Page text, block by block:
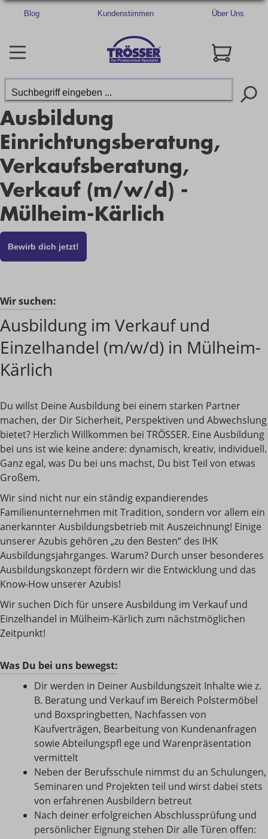
Blog Kundenstimmen Über Uns
Ausbildung
Einrichtungsberatung,
Verkaufsberatung,
Verkauf (m/w/d) -
Mülheim-Kärlich
Bewirb dich jetzt!
Wir suchen:
Ausbildung im Verkauf und
Einzelhandel (m/w/d) in Mülheim-
Kärlich
Du willst Deine Ausbildung bei einem starken Partner
machen, der Dir Sicherheit, Perspektiven und Abwechslung
bietet? Herzlich Willkommen bei TRÖSSER. Eine Ausbildung
bei uns ist wie keine andere: dynamisch, kreativ, individuell.
Ganz egal, was Du bei uns machst, Du bist Teil von etwas
Großem.
Wir sind nicht nur ein ständig expandierendes
Familienunternehmen mit Tradition, sondern vor allem ein
anerkannter Ausbildungsbetrieb mit Auszeichnung! Einige
unserer Azubis gehören „zu den Besten“ des IHK
Ausbildungsjahrganges. Warum? Durch unser besonderes
Ausbildungskonzept fördern wir die Entwicklung und das
Know-How unserer Azubis!
Wir suchen Dich für unsere Ausbildung im Verkauf und
Einzelhandel in Mülheim-Kärlich zum nächstmöglichen
Zeitpunkt!
Was Du bei uns bewegst:
Dir werden in Deiner Ausbildungszeit Inhalte wie z.
B. Beratung und Verkauf im Bereich Polstermöbel
und Boxspringbetten, Nachfassen von
Kaufverträgen, Bearbeitung von Kundenanfragen
sowie Abteilungspﬂ ege und Warenpräsentation
vermittelt
Neben der Berufsschule nimmst du an Schulungen,
Seminaren und Projekten teil und wirst dabei stets
von erfahrenen Ausbildern betreut
Nach deiner erfolgreichen Abschlussprüfung und
persönlicher Eignung stehen Dir alle Türen offen: